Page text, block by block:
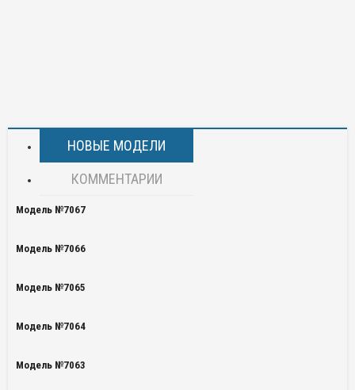
НОВЫЕ МОДЕЛИ
КОММЕНТАРИИ
Модель №7067
Модель №7066
Модель №7065
Модель №7064
Модель №7063